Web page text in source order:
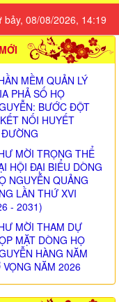
bảy, 08/08/2026, 14:19
MỀM QUẢN LÝ
PHẢ SỐ HỌ
BƯỚC ĐỘT
NỐI HUYẾT
MỜI TRỌNG THỂ
HỘI ĐẠI BIỂU DÒNG
NGUYỄN QUẢNG
LẦN THỨ XVI
- 2031)
MỜI THAM DỰ
MẶT DÒNG HỌ
HÀNG NĂM
NĂM 2026